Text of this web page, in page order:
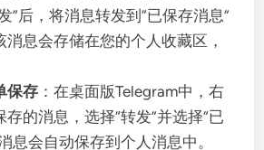
”后，将消息转发到“已保存消息”
消息会存储在您的个人收藏区，
保存 ：在桌面版Telegram中，右
的消息，选择“转发”并选择“已
息会自动保存到个人消息中。